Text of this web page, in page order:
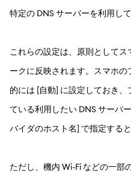
特定の DNS サーバーを利用し
これらの設定は、原則として
ークに反映されます。スマホ
的には [自動] に設定しておき
ている利用したい DNS サーバ
バイダのホスト名] で指定する
ただし、機内 Wi-Fi などの一部